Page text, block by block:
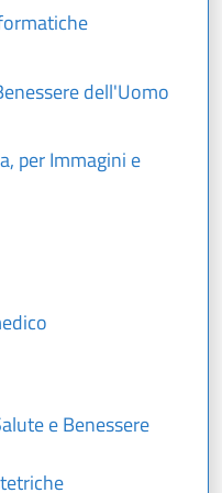
dell'Uomo
per Immagini e
e Benessere